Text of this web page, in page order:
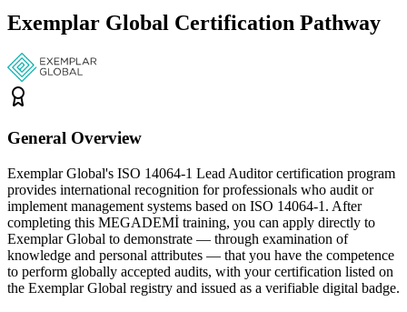
Exemplar Global Certification Pathway
General Overview
Exemplar Global's ISO 14064-1 Lead Auditor certification program
provides international recognition for professionals who audit or
implement management systems based on ISO 14064-1. After
completing this MEGADEMİ training, you can apply directly to
Exemplar Global to demonstrate — through examination of
knowledge and personal attributes — that you have the competence
to perform globally accepted audits, with your certification listed on
the Exemplar Global registry and issued as a verifiable digital badge.